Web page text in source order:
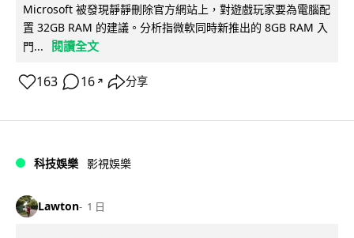
Microsoft 被發現靜靜刪除官方網站上，對遊戲玩家要為電腦配
置 32GB RAM 的建議。分析指微軟同時新推出的 8GB RAM 入
門...
閱讀全文
163 16 ↗ 分享
科技娛樂 影視娛樂
Lawton 1 日